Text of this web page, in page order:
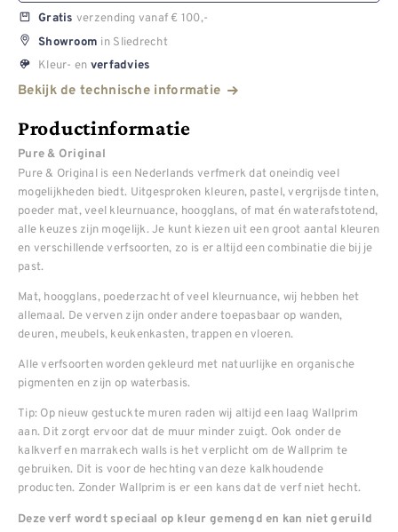
Gratis verzending vanaf € 100,-
Showroom in Sliedrecht
Kleur- en verfadvies
Bekijk de technische informatie
Productinformatie
Pure & Original
Pure & Original is een Nederlands verfmerk dat oneindig veel
mogelijkheden biedt. Uitgesproken kleuren, pastel, vergrijsde tinten,
poeder mat, veel kleurnuance, hoogglans, of mat én waterafstotend,
alle keuzes zijn mogelijk. Je kunt kiezen uit een groot aantal kleuren
en verschillende verfsoorten, zo is er altijd een combinatie die bij je
past.
Mat, hoogglans, poederzacht of veel kleurnuance, wij hebben het
allemaal. De verven zijn onder andere toepasbaar op wanden,
deuren, meubels, keukenkasten, trappen en vloeren.
Alle verfsoorten worden gekleurd met natuurlijke en organische
pigmenten en zijn op waterbasis.
Tip: Op nieuw gestuckte muren raden wij altijd een laag Wallprim
aan. Dit zorgt ervoor dat de muur minder zuigt. Ook onder de
kalkverf en marrakech walls is het verplicht om de Wallprim te
gebruiken. Dit is voor de hechting van deze kalkhoudende
producten. Zonder Wallprim is er een kans dat de verf niet hecht.
Deze verf wordt speciaal op kleur gemengd en kan niet geruild